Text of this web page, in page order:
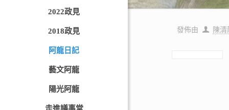
2022政見
2018政見
阿龍日記
藝文阿龍
陽光阿龍
發佈由 陳